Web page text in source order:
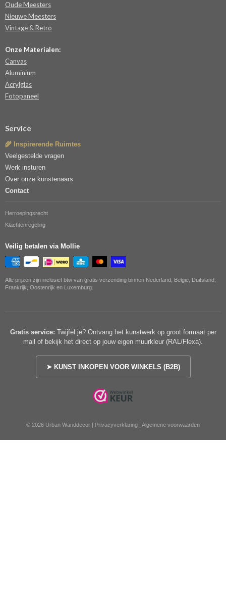
Oude Meesters
Nieuwe Meesters
Vintage & Retro
Onze Materialen:
Canvas
Aluminium
Acrylglas
Fotopaneel
Service
🌾 Inspirerende Ruimtes
Veelgestelde vragen
Werk insturen
Over onze kunstenaars
Contact
Herroepingsrecht
Klachtenregeling
Veilig betalen via Mollie
Alle prijzen zijn inclusief btw van gratis verzending binnen Nederland, België, Duitsland,
Frankrijk, Oostenrijk en Luxemburg.
Gratis service: Twijfel je? Ontvang het kunstwerk op groot formaat per
mail of bekijk het direct op jouw eigen muurkleur (RAL/Flexa).
➤ KUNST INKOPEN VOOR WINKELS (B2B)
© 2026 Urban Wanddecor | Privacyverklaring | Algemene voorwaarden